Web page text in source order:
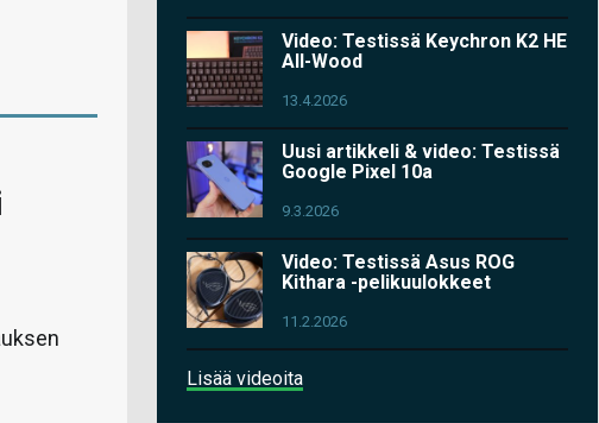
Video: Testissä Keychron K2 HE
All-Wood
13.4.2026
Uusi artikkeli & video: Testissä
Google Pixel 10a
9.3.2026
Video: Testissä Asus ROG
Kithara -pelikuulokkeet
11.2.2026
Lisää videoita